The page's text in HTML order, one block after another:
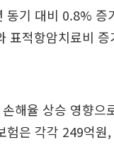
기 대비 0.8% 증
표적항암치료비
해율 상승 영향
은 각각 249억